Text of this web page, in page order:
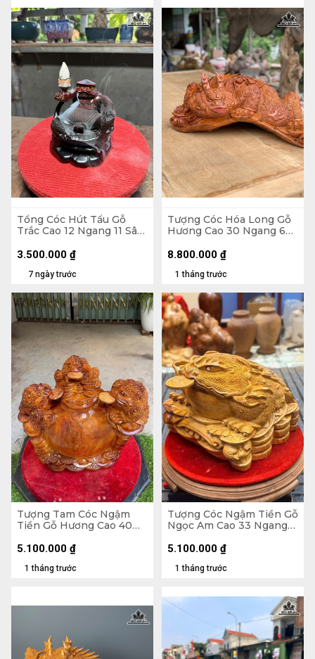
Tổng Cóc Hút Tẩu Gỗ
Trắc Cao 12 Ngang 11 Sâu
7 ngày trước
3.500.000 ₫
Tượng Cóc Hóa Long Gỗ
Hương Cao 30 Ngang 68
1 tháng trước
8.800.000 ₫
Tượng Tam Cóc Ngậm
Tiền Gỗ Hương Cao 40
1 tháng trước
5.100.000 ₫
Tượng Cóc Ngậm Tiền Gỗ
Ngọc Am Cao 33 Ngang
1 tháng trước
5.100.000 ₫